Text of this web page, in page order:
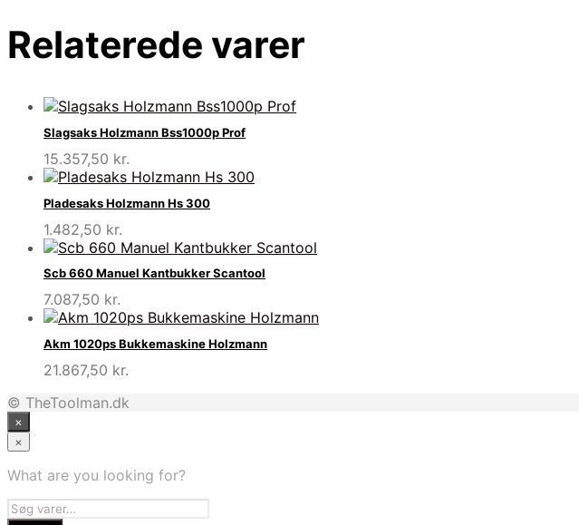
Relaterede varer
Slagsaks Holzmann Bss1000p Prof
15.357,50 kr.
Pladesaks Holzmann Hs 300
1.482,50 kr.
Scb 660 Manuel Kantbukker Scantool
7.087,50 kr.
Akm 1020ps Bukkemaskine Holzmann
21.867,50 kr.
© TheToolman.dk
×
×
What are you looking for?